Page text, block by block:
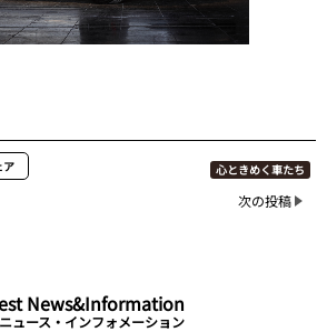
ア 心ときめく車たち
次の投稿
News&Information
ュース・インフォメーション